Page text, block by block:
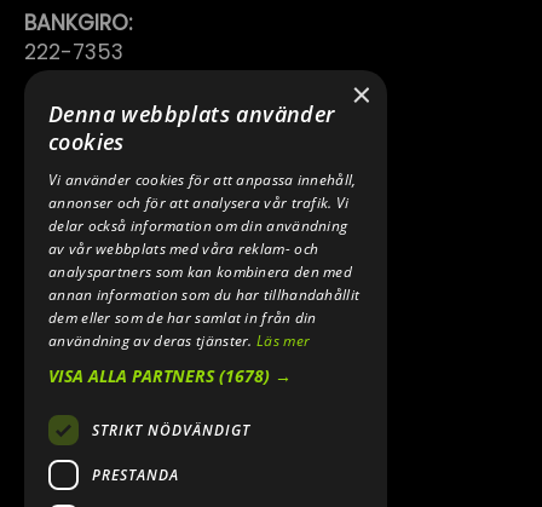
BANKGIRO:
222-7353
TELEFON:
0640 200 50
E-POST:
INFO@SPEEDSHOPEN.SE
ÅNGRA MITT KÖP
×
Denna webbplats använder
cookies
Vi använder cookies för att anpassa innehåll,
annonser och för att analysera vår trafik. Vi
delar också information om din användning
av vår webbplats med våra reklam- och
analyspartners som kan kombinera den med
annan information som du har tillhandahållit
dem eller som de har samlat in från din
användning av deras tjänster.Läs mer
VISA ALLA PARTNERS(1678) →
STRIKT NÖDVÄNDIGT
PRESTANDA